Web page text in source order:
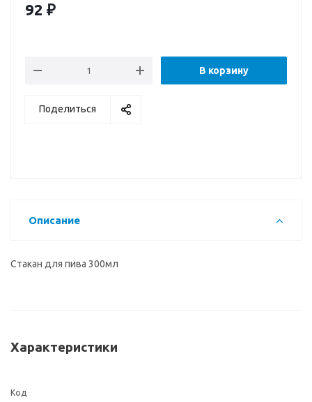
92 ₽
В корзину
Поделиться
Описание
Стакан для пива 300мл
Характеристики
Код